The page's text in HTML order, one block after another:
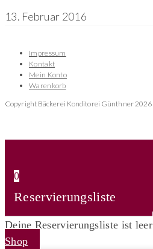
13. Februar 2016
Impressum
Kontakt
Mein Konto
Warenkorb
Copyright Bäckerei Konditorei Günthner 2026
0
Reservierungsliste
Deine Reservierungsliste ist leer
Shop